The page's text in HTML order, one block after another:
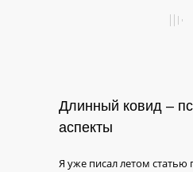
Длинный ковид –
аспекты
Я уже писал летом